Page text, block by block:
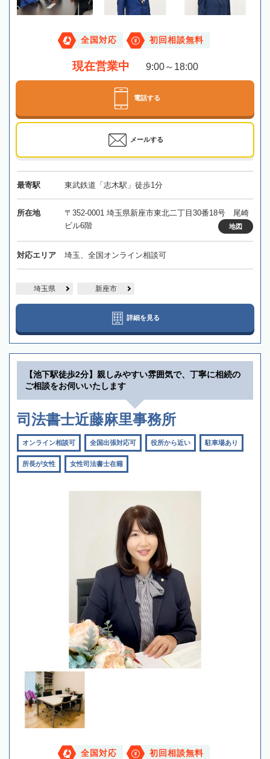
全国対応 初回相談無料
現在営業中 9:00～18:00
電話する
メールする
最寄駅 東武鉄道「志木駅」徒歩1分
所在地
〒352-0001 埼玉県新座市東北二丁目30番18号 尾崎
ビル6階
地図
対応エリア 埼玉、全国オンライン相談可
埼玉県 新座市
詳細を見る
【池下駅徒歩2分】親しみやすい雰囲気で、丁寧に相続の
ご相談をお伺いいたします
司法書士近藤麻里事務所
オンライン相談可 全国出張対応可 役所から近い 駐車場あり
所長が女性 女性司法書士在籍
全国対応 初回相談無料